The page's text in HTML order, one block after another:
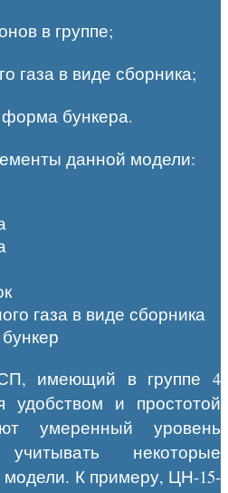
в группе;
газа в виде сборника;
бункера.
данной модели:
газа в виде сборника
имеющий в группе 4
удобством и простотой
умеренный уровень
некоторые
К примеру, ЦН-15-